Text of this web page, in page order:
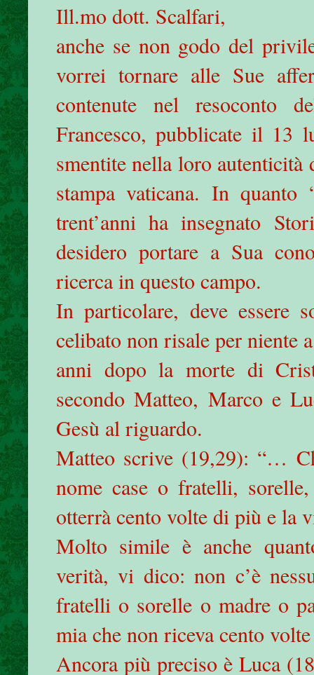
Ill.mo dott. Scalfari,
anche se non godo del
vorrei tornare alle Sue
contenute nel resoconto
Francesco, pubblicate il 13
smentite nella loro autenticità
stampa vaticana. In quanto
trent’anni ha insegnato
desidero portare a Sua
ricerca in questo campo.
In particolare, deve essere
celibato non risale per niente
anni dopo la morte di
secondo Matteo, Marco e
Gesù al riguardo.
Matteo scrive (19,29): “…
nome case o fratelli,
otterrà cento volte di più e la
Molto simile è anche
verità, vi dico: non c’è
fratelli o sorelle o madre o
mia che non riceva cento
Ancora più preciso è Luca